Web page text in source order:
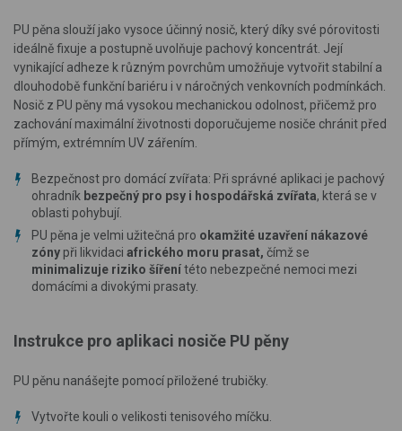
PU pěna slouží jako vysoce účinný nosič, který díky své pórovitosti
ideálně fixuje a postupně uvolňuje pachový koncentrát. Její
vynikající adheze k různým povrchům umožňuje vytvořit stabilní a
dlouhodobě funkční bariéru i v náročných venkovních podmínkách.
Nosič z PU pěny má vysokou mechanickou odolnost, přičemž pro
zachování maximální životnosti doporučujeme nosiče chránit před
přímým, extrémním UV zářením.
Bezpečnost pro domácí zvířata: Při správné aplikaci je pachový
ohradník bezpečný pro psy i hospodářská zvířata, která se v
oblasti pohybují.
PU pěna je velmi užitečná pro okamžité uzavření nákazové
zóny při likvidaci afrického moru prasat, čímž se
minimalizuje riziko šířenítéto nebezpečné nemoci mezi
domácími a divokými prasaty.
Instrukce pro aplikaci nosiče PU pěny
PU pěnu nanášejte pomocí přiložené trubičky.
Vytvořte kouli o velikosti tenisového míčku.